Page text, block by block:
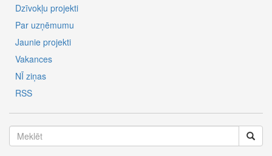
Dzīvokļu projekti
Par uzņēmumu
Jaunie projekti
Vakances
NĪ ziņas
RSS